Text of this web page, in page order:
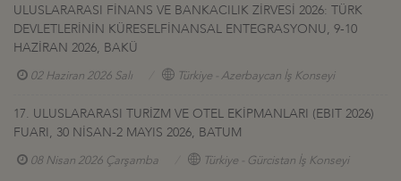
ULUSLARARASI FİNANS VE BANKACILIK ZİRVESİ 2026: TÜRK
DEVLETLERİNİN KÜRESELFİNANSAL ENTEGRASYONU, 9-10
HAZİRAN 2026, BAKÜ
02 Haziran 2026 Salı Türkiye - Azerbaycan İş Konseyi
17. ULUSLARARASI TURİZM VE OTEL EKİPMANLARI (EBIT 2026)
FUARI, 30 NİSAN-2 MAYIS 2026, BATUM
08 Nisan 2026 Çarşamba Türkiye - Gürcistan İş Konseyi